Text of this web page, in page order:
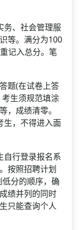
、社会管理服
等。满分为100
记入总分。笔
(在试卷上答
生须规范填涂
，成绩清零。
生，不得进入面
行登录报名系
按照招聘计划
分的顺序，确
绩并列的同时
只能查询个人